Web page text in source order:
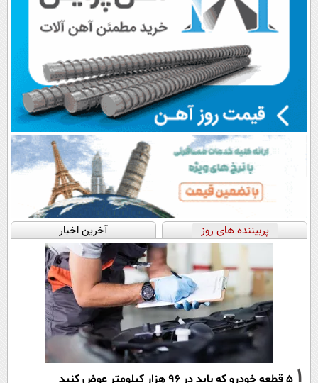
پربیننده های روز آخرین اخبار
1 ۵ قطعه خودرو که باید در ۹۶ هزار کیلومتر عوض کنید